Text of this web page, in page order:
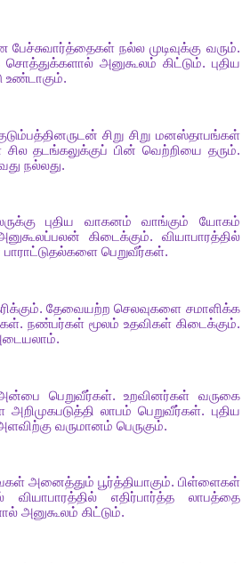
பேச்சுவார்த்தைகள் நல்ல முடிவுக்கு வரும்.
சொத்துக்களால் அனுகூலம் கிட்டும். புதிய
உண்டாகும்.
சிறு சிறு மனஸ்தாபங்கள்
சில தடங்கலுக்குப் பின் வெற்றியை தரும்.
நல்லது.
புதிய வாகனம் வாங்கும்
யோகம்
கிடைக்கும். வியாபாரத்தில்
பாராட்டுதல்களை பெறுவீர்கள்.
. தேவையற்ற செலவுகளை சமாளிக்க
.நண்பர்கள் மூலம் உதவிகள் கிடைக்கும்.
.
பெறுவீர்கள்.உறவினர்கள்
வருகை
அறிமுகபடுத்தி லாபம் பெறுவீர்கள். புதிய
வருமானம் பெருகும்.
அனைத்தும் பூர்த்தியாகும். பிள்ளைகள்
வியாபாரத்தில் எதிர்பார்த்த
லாபத்தை
அனுகூலம் கிட்டும்.